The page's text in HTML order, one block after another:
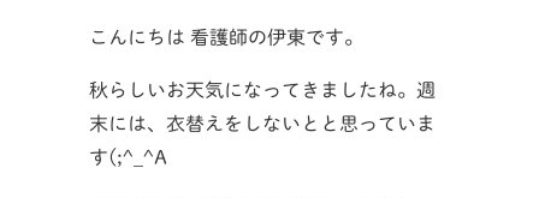
こんにちは 看護師の伊東です。
秋らしいお天気になってきましたね。週
末には、衣替えをしないとと思っていま
す(;^_^A